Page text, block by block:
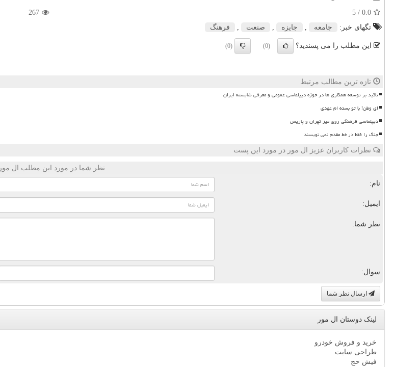
0.0
/ 5
267
تگهای خبر:
جامعه جایزه صنعت فرهنگ
این مطلب را می پسندید؟ (0)
(0)
تازه ترین مطالب مرتبط
تاکید بر توسعه همکاری ها در حوزه دیپلماسی عمومی و معرفی شایسته ایران
ای وطن! با تو بسته ام عهدی
دیپلماسی فرهنگی روی میز تهران و پاریس
جنگ را فقط در خط مقدم نمی نویسند
نظرات کاربران عزیز ال مور در مورد این پست
نظر شما در مورد این مطلب ال مور
نام:
ایمیل:
نظر شما:
سوال:
ارسال نظر شما
لینک دوستان ال مور
خرید و فروش خودرو
طراحی سایت
فیش حج